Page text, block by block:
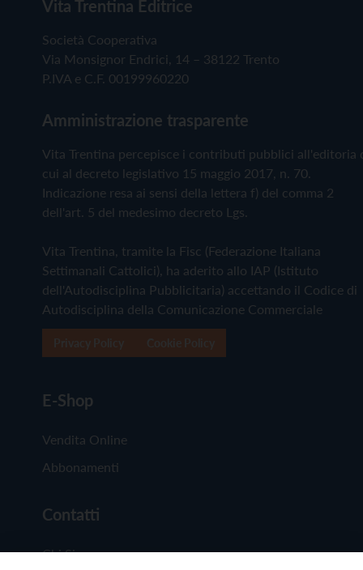
Vita Trentina Editrice
Società Cooperativa
Via Monsignor Endrici, 14 – 38122 Trento
P.IVA e C.F. 00199960220
Amministrazione trasparente
Vita Trentina percepisce i contributi pubblici all'editoria
cui al decreto legislativo 15 maggio 2017, n. 70.
Indicazione resa ai sensi della lettera f) del comma 2
dell'art. 5 del medesimo decreto Lgs.
Vita Trentina, tramite la Fisc (Federazione Italiana
Settimanali Cattolici), ha aderito allo IAP (Istituto
dell'Autodisciplina Pubblicitaria) accettando il Codice di
Autodisciplina della Comunicazione Commerciale
E-Shop
Vendita Online
Abbonamenti
Contatti
Chi Siamo